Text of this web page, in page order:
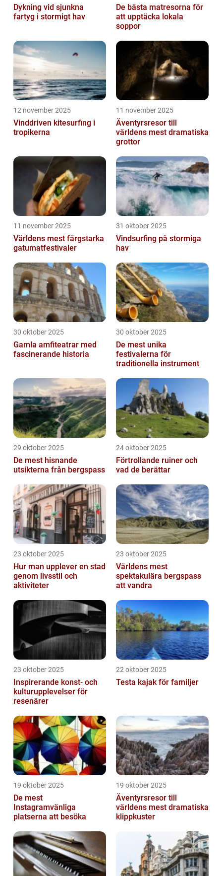
Dykning vid sjunkna
fartyg i stormigt hav
De bästa matresorna för
att upptäcka lokala
soppor
12 november 2025
Vinddriven kitesurfing i
tropikerna
11 november 2025
Äventyrsresor till
världens mest dramatiska
grottor
11 november 2025
Världens mest färgstarka
gatumatfestivaler
31 oktober 2025
Vindsurfing på stormiga
hav
30 oktober 2025
Gamla amfiteatrar med
fascinerande historia
30 oktober 2025
De mest unika
festivalerna för
traditionella instrument
29 oktober 2025
De mest hisnande
utsikterna från bergspass
24 oktober 2025
Förtrollande ruiner och
vad de berättar
23 oktober 2025
Hur man upplever en stad
genom livsstil och
aktiviteter
23 oktober 2025
Världens mest
spektakulära bergspass
att vandra
23 oktober 2025
Inspirerande konst- och
kulturupplevelser för
resenärer
22 oktober 2025
Testa kajak för familjer
19 oktober 2025
De mest
Instagramvänliga
platserna att besöka
19 oktober 2025
Äventyrsresor till
världens mest dramatiska
klippkuster